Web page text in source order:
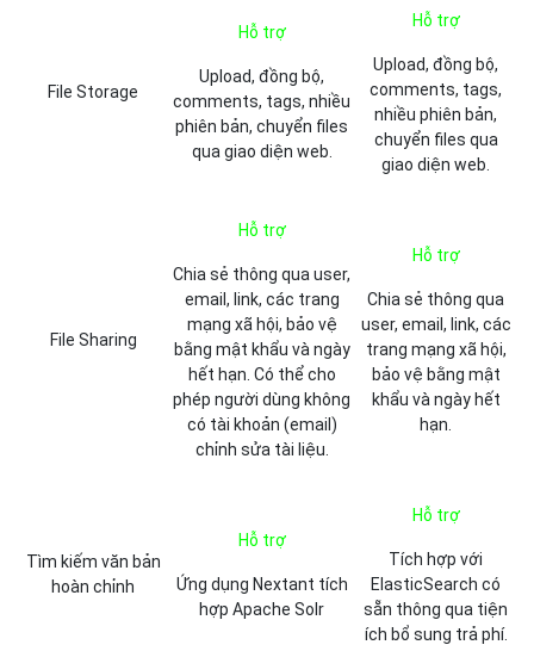
File Storage
Hỗ trợ
Upload, đồng bộ,
comments, tags, nhiều
phiên bản, chuyển files
qua giao diện web.
Hỗ trợ
Upload, đồng bộ,
comments, tags,
nhiều phiên bản,
chuyển files qua
giao diện web.
File Sharing
Hỗ trợ
Chia sẻ thông qua user,
email, link, các trang
mạng xã hội, bảo vệ
bằng mật khẩu và ngày
hết hạn. Có thể cho
phép người dùng không
có tài khoản (email)
chỉnh sửa tài liệu.
Hỗ trợ
Chia sẻ thông qua
user, email, link, các
trang mạng xã hội,
bảo vệ bằng mật
khẩu và ngày hết
hạn.
Tìm kiếm văn bản
hoàn chỉnh
Hỗ trợ
Ứng dụng Nextant tích
hợp Apache Solr
Hỗ trợ
Tích hợp với
ElasticSearch có
sẵn thông qua tiện
ích bổ sung trả phí.